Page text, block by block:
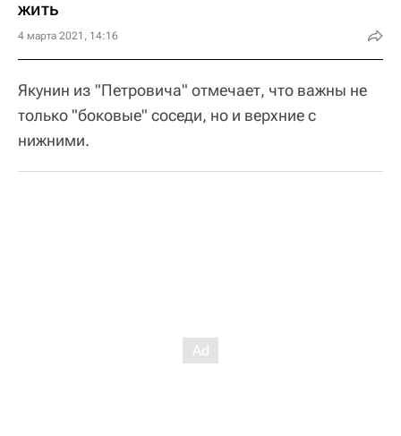
жить
4 марта 2021, 14:16
Якунин из "Петровича" отмечает, что важны не
только "боковые" соседи, но и верхние с
нижними.